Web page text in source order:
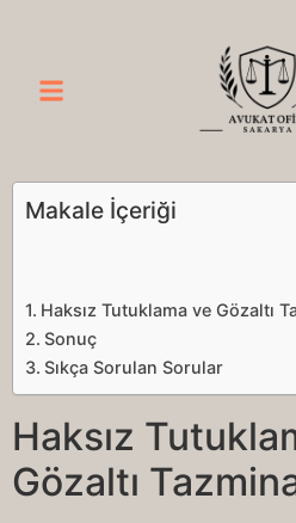
Makale İçeriği
Haksız Tutuklama ve Gözaltı
Sonuç
Sıkça Sorulan Sorular
Haksız
Gözaltı